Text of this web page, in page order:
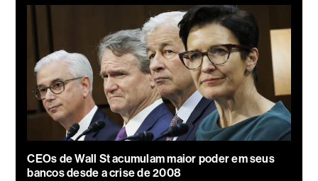
CEOs de Wall St acumulam maior poder em seus
bancos desde a crise de 2008